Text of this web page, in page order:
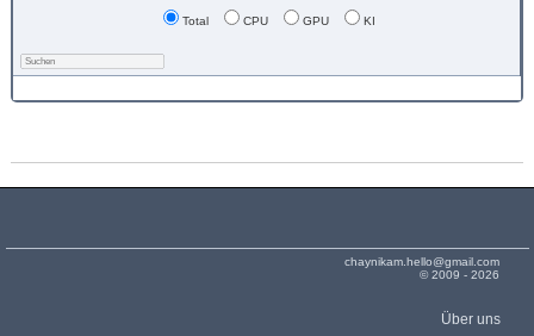
Total CPU GPU KI
chaynikam.hello@gmail.com
© 2009 - 2026
Über uns